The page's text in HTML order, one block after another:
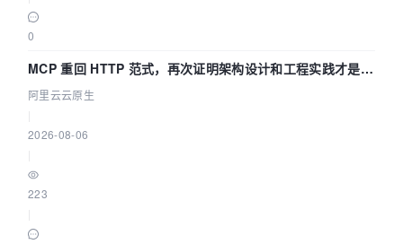
0
MCP 重回 HTTP 范式，再次证明架构设计和工程实践才是稀
缺资源
阿里云云原生
2026-08-06
223